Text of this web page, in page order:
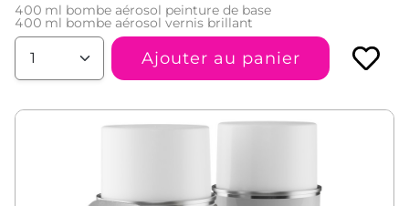
400 ml bombe aérosol peinture de base
400 ml bombe aérosol vernis brillant
Ajouter au panier